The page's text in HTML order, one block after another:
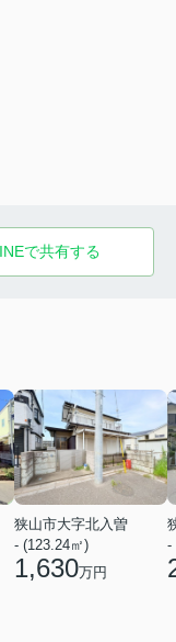
で共有する
狭山市大字北入曽
- (123.24㎡)
1,630万円
-